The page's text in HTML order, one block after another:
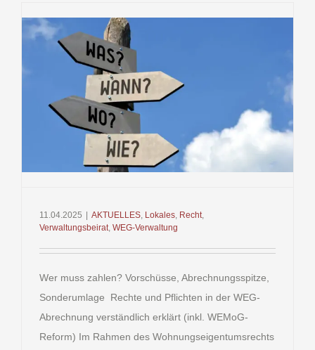
GdWE:
zahlen
müssen
und
Fallen
Einzug
11.04.2025 AKTUELLES, Lokales, Recht,
Verwaltungsbeirat, WEG-Verwaltung
Wer muss zahlen? Vorschüsse, Abrechnungsspitze,
Sonderumlage Rechte und Pflichten in der WEG-
Abrechnung verständlich erklärt (inkl. WEMoG-
Reform) Im Rahmen des Wohnungseigentumsrechts